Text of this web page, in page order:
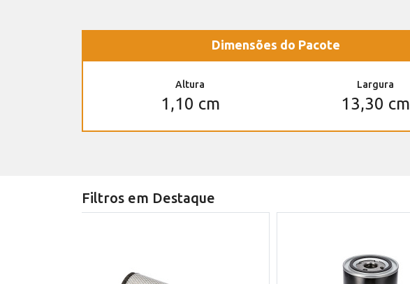
Dimensões do Pacote
Altura
1,10 cm
Largura
13,30 cm
Filtros em Destaque